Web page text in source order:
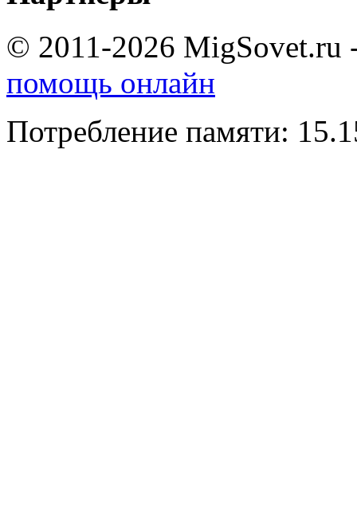
© 2011-2026 MigSovet.ru
помощь онлайн
Потребление памяти: